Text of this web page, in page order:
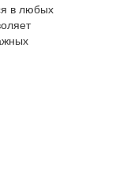
в любых